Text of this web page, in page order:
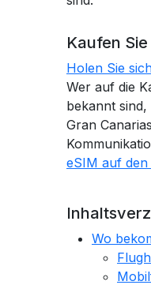
Kaufen
Holen Sie
Wer auf die
bekannt
Gran
eSIM auf
Wo